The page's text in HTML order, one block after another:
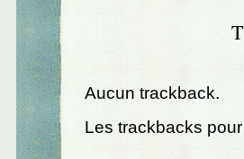
Aucun trackback.
Les trackbacks